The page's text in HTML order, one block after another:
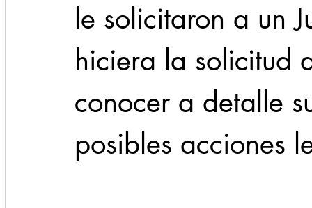
le solicitaron a un
hiciera la solicitud
conocer a detalle
posibles acciones